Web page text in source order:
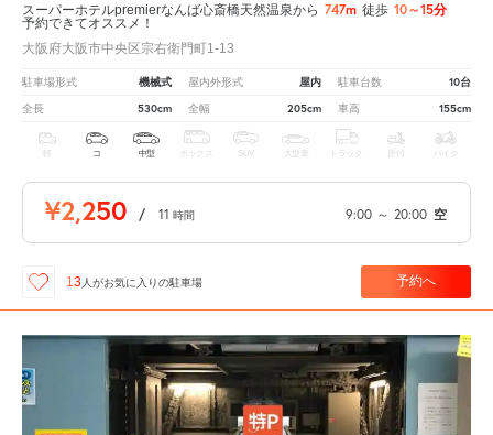
スーパーホテルpremierなんば心斎橋天然温泉から 747m 徒歩 10～15分
予約できてオススメ！
大阪府大阪市中央区宗右衛門町1-13
駐車場形式 機械式 屋内外形式 屋内 駐車台数 10台
全長 530cm 全幅 205cm 車高 155cm
軽 コ 中型 ボックス SUV 大型車 トラック 原付 バイク
¥2,250 / 11 時間 9:00 ～ 20:00 空
13 人がお気に入りの駐車場 予約へ